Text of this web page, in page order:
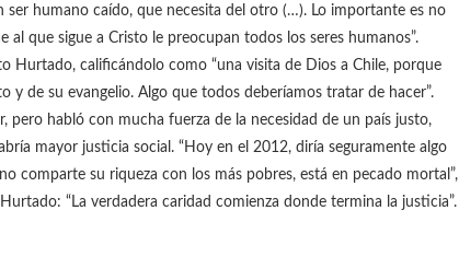
humano caído, que necesita del otro (…). Lo importante es no
que sigue a Cristo le preocupan todos los seres humanos”.
Hurtado, calificándolo como “una visita de Dios a Chile, porque
y de su evangelio. Algo que todos deberíamos tratar de hacer”.
pero habló con mucha fuerza de la necesidad de un país justo,
mayor justicia social. “Hoy en el 2012, diría seguramente algo
comparte su riqueza con los más pobres, está en pecado mortal”,
“La verdadera caridad comienza donde termina la justicia”.